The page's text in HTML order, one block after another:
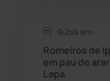
Sudoeste
Rúbia em:
Romeiros de
em pau de
Lapa